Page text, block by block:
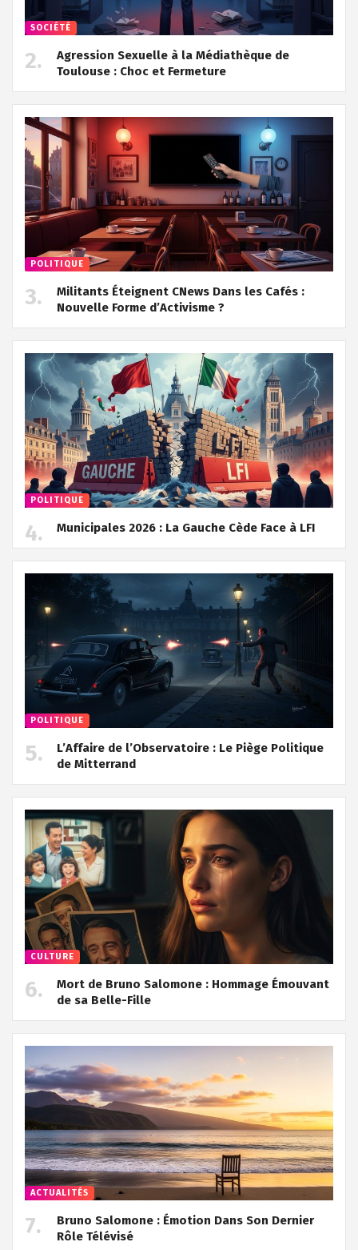
SOCIÉTÉ
Agression Sexuelle à la Médiathèque de
Toulouse : Choc et Fermeture
POLITIQUE
Militants Éteignent CNews Dans les Cafés :
Nouvelle Forme d’Activisme ?
POLITIQUE
Municipales 2026 : La Gauche Cède Face à LFI
POLITIQUE
L’Affaire de l’Observatoire : Le Piège Politique
de Mitterrand
CULTURE
Mort de Bruno Salomone : Hommage Émouvant
de sa Belle-Fille
ACTUALITÉS
Bruno Salomone : Émotion Dans Son Dernier
Rôle Télévisé